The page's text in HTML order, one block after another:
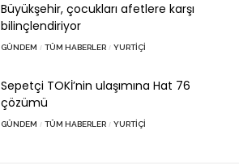
Büyükşehir, çocukları afetlere karşı
bilinçlendiriyor
GÜNDEM TÜM HABERLER YURTIÇI
Sepetçi TOKİ’nin ulaşımına Hat 76
çözümü
GÜNDEM TÜM HABERLER YURTIÇI